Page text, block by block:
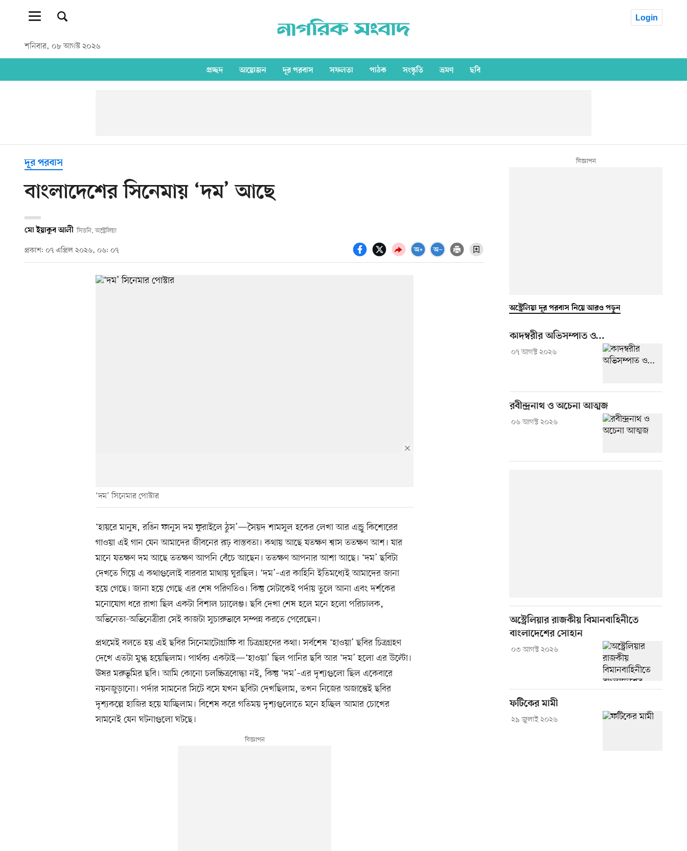
শনিবার, ০৮ আগস্ট ২০২৬
Login
প্রচ্ছদ আয়োজন দূর পরবাস সফলতা পাঠক সংস্কৃতি ভ্রমণ ছবি
দূর পরবাস
বাংলাদেশের সিনেমায় ‘দম’ আছে
মো ইয়াকুব আলী সিডনি, অস্ট্রেলিয়া
প্রকাশ: ০৭ এপ্রিল ২০২৬, ০৬: ০৭
‘দম’ সিনেমার পোস্টার
‘হায়রে মানুষ, রঙিন ফানুস দম ফুরাইলে ঠুস’—সৈয়দ শামসুল হকের লেখা আর এন্ড্রু কিশোরের
গাওয়া এই গান যেন আমাদের জীবনের রূঢ় বাস্তবতা। কথায় আছে যতক্ষণ শ্বাস ততক্ষণ আশ। যার
মানে যতক্ষণ দম আছে ততক্ষণ আপনি বেঁচে আছেন। ততক্ষণ আপনার আশা আছে। ‘দম’ ছবিটা
দেখতে গিয়ে এ কথাগুলোই বারবার মাথায় ঘুরছিল। ‘দম’–এর কাহিনি ইতিমধ্যেই আমাদের জানা
হয়ে গেছে। জানা হয়ে গেছে এর শেষ পরিণতিও। কিন্তু সেটাকেই পর্দায় তুলে আনা এবং দর্শকের
মনোযোগ ধরে রাখা ছিল একটা বিশাল চ্যালেঞ্জ। ছবি দেখা শেষ হলে মনে হলো পরিচালক,
অভিনেতা-অভিনেত্রীরা সেই কাজটা সুচারুভাবে সম্পন্ন করতে পেরেছেন।
প্রথমেই বলতে হয় এই ছবির সিনেমাটোগ্রাফি বা চিত্রগ্রহণের কথা। সর্বশেষ ‘হাওয়া’ ছবির চিত্রগ্রহণ
দেখে এতটা মুগ্ধ হয়েছিলাম। পার্থক্য একটাই—‘হাওয়া’ ছিল পানির ছবি আর ‘দম’ হলো এর উল্টো।
ঊষর মরুভূমির ছবি। আমি কোনো চলচ্চিত্রবোদ্ধা নই, কিন্তু ‘দম’–এর দৃশ্যগুলো ছিল একেবারে
নয়নজুড়ানো। পর্দার সামনের সিটে বসে যখন ছবিটা দেখছিলাম, তখন নিজের অজান্তেই ছবির
দৃশ্যকল্পে হাজির হয়ে যাচ্ছিলাম। বিশেষ করে গতিময় দৃশ্যগুলোতে মনে হচ্ছিল আমার চোখের
সামনেই যেন ঘটনাগুলো ঘটছে।
অস্ট্রেলিয়া দূর পরবাস নিয়ে আরও পড়ুন
কাদম্বরীর অভিসম্পাত ও...
০৭ আগস্ট ২০২৬
রবীন্দ্রনাথ ও অচেনা আত্মজ
০৬ আগস্ট ২০২৬
অস্ট্রেলিয়ার রাজকীয় বিমানবাহিনীতে
বাংলাদেশের সোহান
০৩ আগস্ট ২০২৬
ফটিকের মামী
২৯ জুলাই ২০২৬